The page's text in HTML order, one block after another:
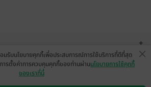
+
มรับนโยบายคุกกี้เพื่อประสบการณ์การใช้บริการที่ดีที่สุด
ารตั้งค่าการควบคุมคุกกี้ของท่านผ่านนโยบายการใช้คุกกี้
ของเราที่นี่